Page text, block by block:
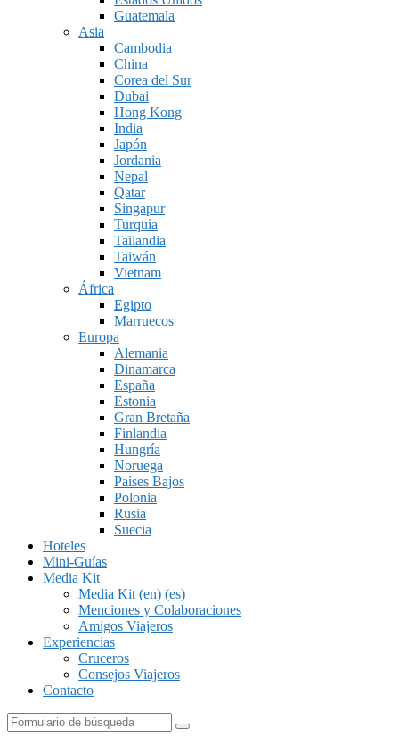
Guatemala
Asia
Cambodia
China
Corea del Sur
Dubai
Hong Kong
India
Japón
Jordania
Nepal
Qatar
Singapur
Turquía
Tailandia
Taiwán
Vietnam
África
Egipto
Marruecos
Europa
Alemania
Dinamarca
España
Estonia
Gran Bretaña
Finlandia
Hungría
Noruega
Países Bajos
Polonia
Rusia
Suecia
Hoteles
Mini-Guías
Media Kit
Media Kit (en) (es)
Menciones y Colaboraciones
Amigos Viajeros
Experiencias
Cruceros
Consejos Viajeros
Contacto
Buscar